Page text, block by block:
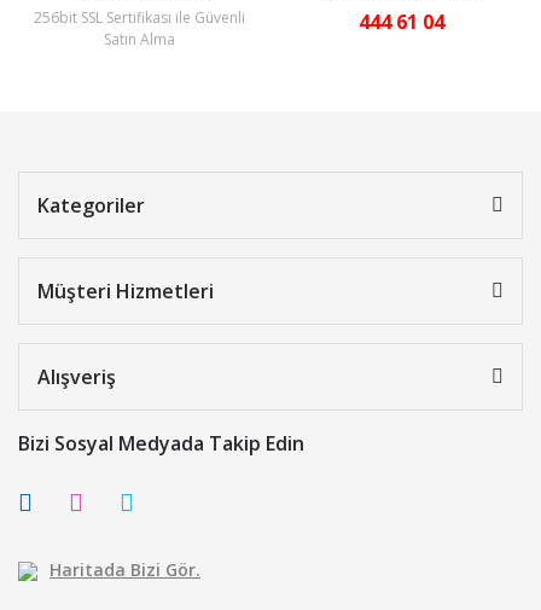
256bit SSL Sertifikası ile Güvenli
Satın Alma
444 61 04
Kategoriler
Müşteri Hizmetleri
Alışveriş
Bizi Sosyal Medyada Takip Edin
Haritada Bizi Gör.